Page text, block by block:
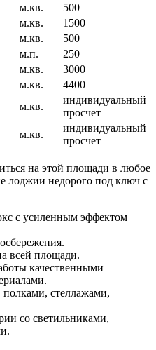
м.кв.
500
м.кв.
1500
м.кв.
500
м.п.
250
м.кв.
3000
м.кв.
4400
м.кв.
индивидуальный
просчет
м.кв.
индивидуальный
просчет
на этой площади в любое
лоджии недорого под ключ с
с усиленным эффектом
всей площади.
качественными
стеллажами,
со светильниками,